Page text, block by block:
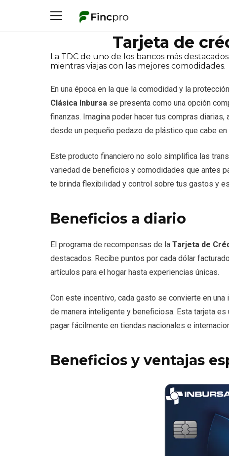
Tarjeta de
La TDC de uno de los bancos más
mientras viajas con las mejores comodidades.
En una época en la que la comodidad y la
Clásica Inbursa se presenta como una opción
finanzas. Imagina poder hacer tus compras
desde un pequeño pedazo de plástico que cabe
Este producto financiero no solo simplifica las
variedad de beneficios y comodidades que antes
te brinda flexibilidad y control sobre tus gastos y
Beneficios a diario
El programa de recompensas de la Tarjeta de
destacados. Recibe puntos por cada dólar
artículos para el hogar hasta experiencias únicas.
Con este incentivo, cada gasto se convierte en
de manera inteligente y beneficiosa. Esta tarjeta
pagar fácilmente en tiendas nacionales e
Beneficios y ventajas